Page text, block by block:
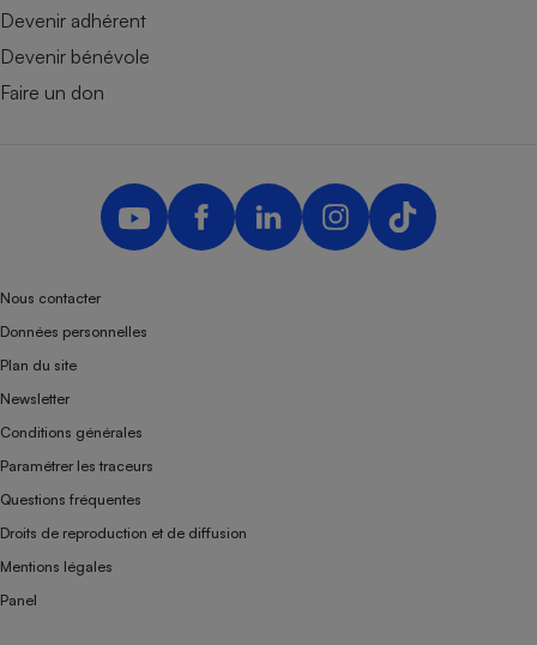
Devenir adhérent
Devenir bénévole
Faire un don
Nous contacter
Données personnelles
Plan du site
Newsletter
Conditions générales
Paramétrer les traceurs
Questions fréquentes
Droits de reproduction et de diffusion
Mentions légales
Panel